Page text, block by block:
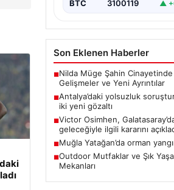
BTC 3100119 ▲
Son Eklenen Haberler
■Nilda Müge Şahin
Gelişmeler ve Yeni Ayrıntılar
■Antalya’daki yolsuzluk
iki yeni gözaltı
■Victor Osimhen,
geleceğiyle ilgili kararını
■Muğla Yatağan’da orman
■Outdoor Mutfaklar ve Şık
Mekanları